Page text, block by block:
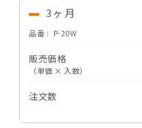
3ヶ月
品番 P-20W
販売価格
（単価 × 入数）
注文数